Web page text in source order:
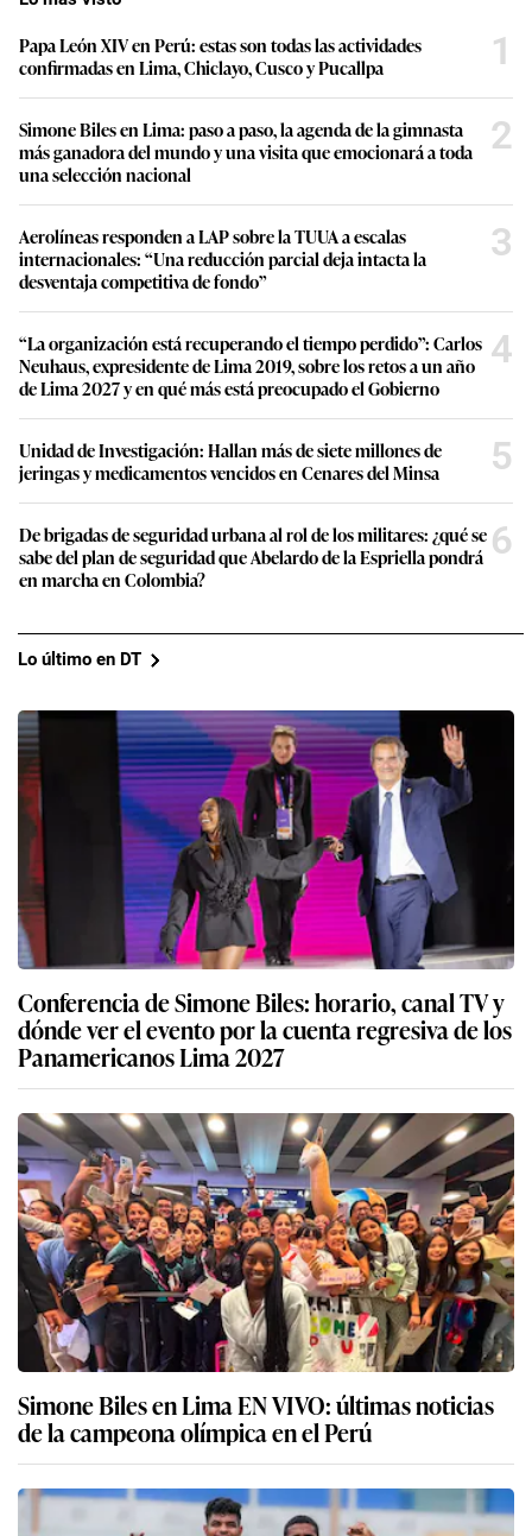
Papa León XIV en Perú: estas son todas las actividades
confirmadas en Lima, Chiclayo, Cusco y Pucallpa
1
Simone Biles en Lima: paso a paso, la agenda de la gimnasta
más ganadora del mundo y una visita que emocionará a toda
una selección nacional
2
Aerolíneas responden a LAP sobre la TUUA a escalas
internacionales: “Una reducción parcial deja intacta la
desventaja competitiva de fondo”
3
“La organización está recuperando el tiempo perdido”: Carlos
Neuhaus, expresidente de Lima 2019, sobre los retos a un año
de Lima 2027 y en qué más está preocupado el Gobierno
4
Unidad de Investigación: Hallan más de siete millones de
jeringas y medicamentos vencidos en Cenares del Minsa
5
De brigadas de seguridad urbana al rol de los militares: ¿qué se
sabe del plan de seguridad que Abelardo de la Espriella pondrá
en marcha en Colombia?
6
Lo último en DT
Conferencia de Simone Biles: horario, canal TV y
dónde ver el evento por la cuenta regresiva de los
Panamericanos Lima 2027
Simone Biles en Lima EN VIVO: últimas noticias
de la campeona olímpica en el Perú